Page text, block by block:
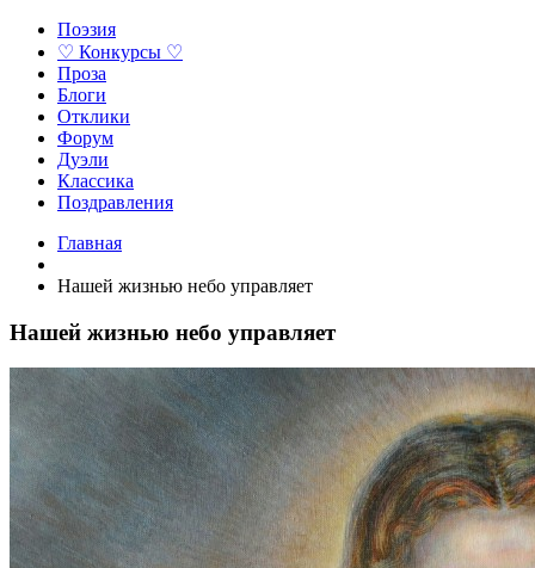
Поэзия
♡ Конкурсы ♡
Проза
Блоги
Отклики
Форум
Дуэли
Классика
Поздравления
Главная
Нашей жизнью небо управляет
Нашей жизнью небо управляет